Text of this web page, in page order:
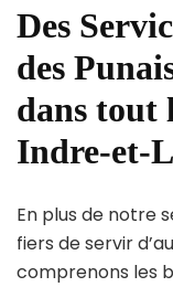
Des
des
dans tout
Indre-et-
En plus de notre
fiers de servir
comprenons les